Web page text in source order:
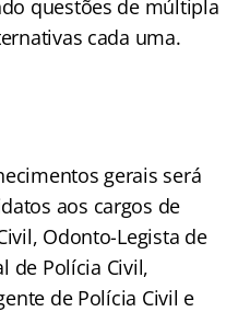
questões de múltipla
cada uma.
gerais será
aos cargos de
Odonto-Legista de
de Polícia Civil,
de Polícia Civil e